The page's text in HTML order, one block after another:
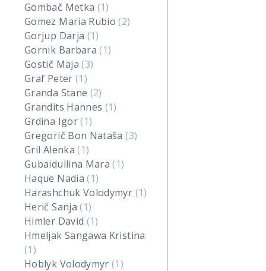
Gombač Metka (1)
Gomez Maria Rubio(2)
Gorjup Darja (1)
Gornik Barbara(1)
Gostič Maja(3)
Graf Peter (1)
Granda Stane (2)
Grandits Hannes (1)
Grdina Igor(1)
Gregorič Bon Nataša(3)
Gril Alenka(1)
Gubaidullina Mara(1)
Haque Nadia(1)
Harashchuk Volodymyr (1)
Herič Sanja(1)
Himler David (1)
Hmeljak Sangawa Kristina
(1)
Hoblyk Volodymyr(1)